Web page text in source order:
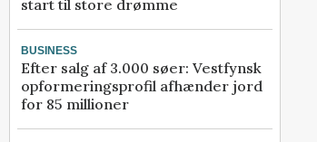
start til store drømme
BUSINESS
Efter salg af 3.000 søer: Vestfynsk
opformeringsprofil afhænder jord
for 85 millioner